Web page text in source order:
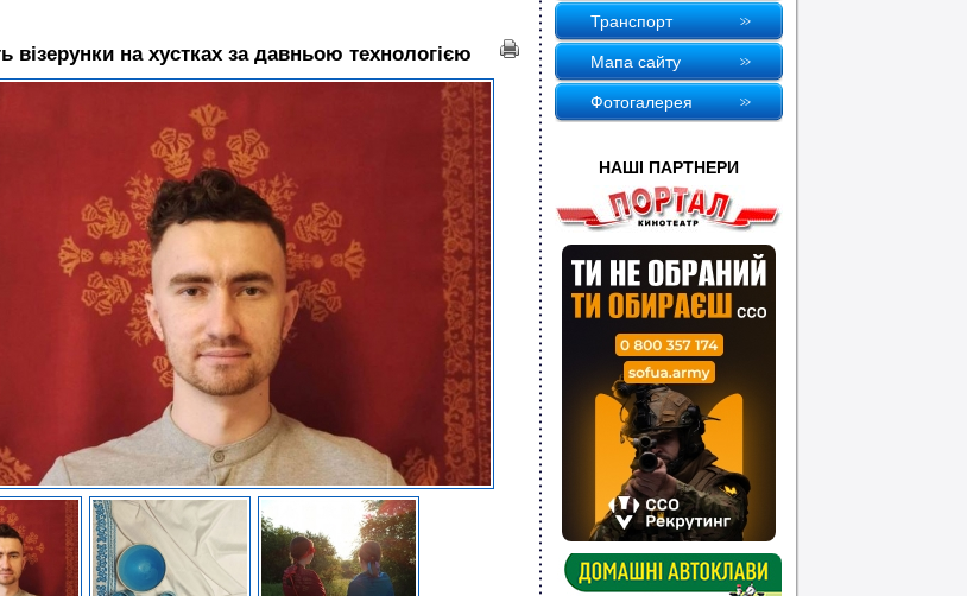
на хустках за давньою технологією
Транспорт
Мапа сайту
Фотогалерея
НАШI ПАРТНЕРИ